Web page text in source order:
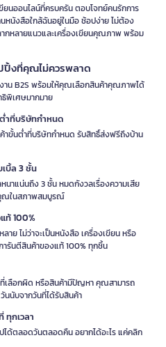
ยนออนไลน์ที่ครบครัน ตอบโจทย์คนรักการ
หนังสือใกล้ฉันอยู่ในมือ ช้อปง่าย ไม่ต้อง
กหลายแนวและเครื่องเขียนคุณภาพ พร้อม
ปิ้งที่คุณไม่ควรพลาด
าน B2S พร้อมให้คุณเลือกสินค้าคุณภาพได้
พิเศษมากมาย
ำที่บริษัทกำหนด
ขั้นต่ำที่บริษัทกำหนด รับสิทธิ์ส่งฟรีถึงบ้าน
บิ้ล 3 ชั้น
าแน่นถึง 3 ชั้น หมดกังวลเรื่องความเสีย
ณในสภาพสมบูรณ์
ท้ 100%
ย ไม่ว่าจะเป็นหนังสือ เครื่องเขียน หรือ
ารันตีสินค้าของแท้ 100% ทุกชิ้น
ที่เลือกผิด หรือสินค้ามีปัญหา คุณสามารถ
นนับจากวันที่ได้รับสินค้า
ทุกเวลา
ด้ตลอดวันตลอดคืน อยากได้อะไร แค่คลิก